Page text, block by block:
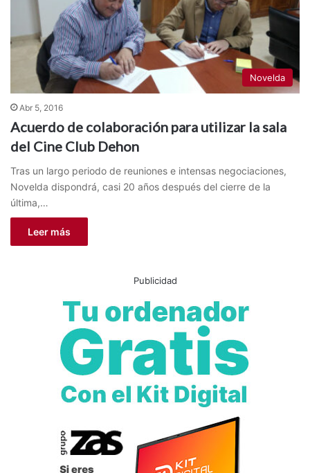
Novelda
Abr 5, 2016
Acuerdo de colaboración para utilizar la sala
del Cine Club Dehon
Tras un largo periodo de reuniones e intensas negociaciones,
Novelda dispondrá, casi 20 años después del cierre de la
última,…
Leer más
Publicidad